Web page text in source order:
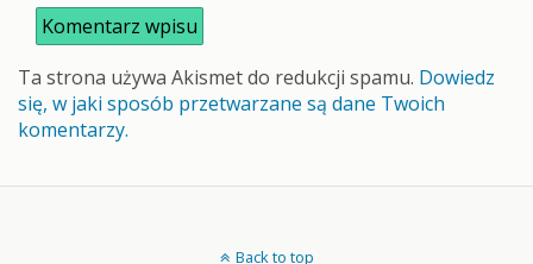
Ta strona używa Akismet do redukcji spamu. Dowiedz
się, w jaki sposób przetwarzane są dane Twoich
komentarzy.
Back to top